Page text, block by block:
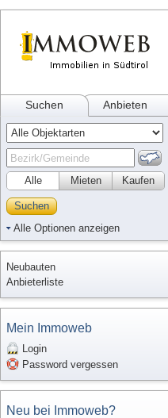
Suchen Anbieten
Alle Kaufen
Mieten
Suchen
Alle Optionen anzeigen
Neubauten
Anbieterliste
Mein Immoweb
Login
Password vergessen
Neu bei Immoweb?